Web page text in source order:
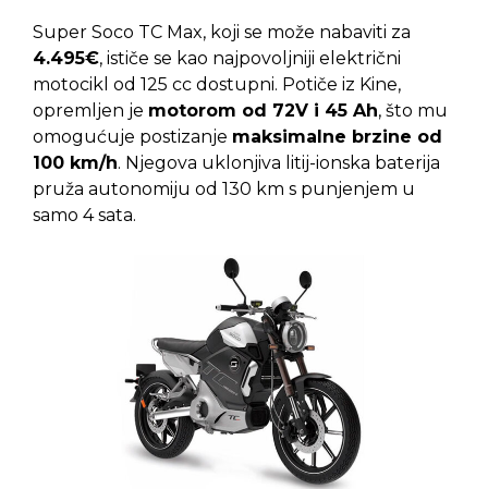
Super Soco TC Max, koji se može nabaviti za
4.495€, ističe se kao najpovoljniji električni
motocikl od 125 cc dostupni. Potiče iz Kine,
opremljen je motorom od 72V i 45 Ah, što mu
omogućuje postizanje maksimalne brzine od
100 km/h. Njegova uklonjiva litij-ionska baterija
pruža autonomiju od 130 km s punjenjem u
samo 4 sata.